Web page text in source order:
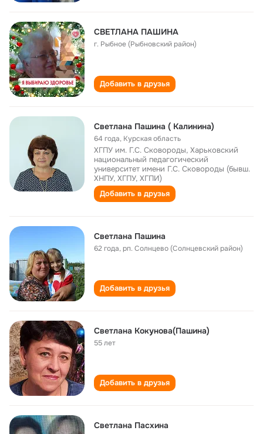
СВЕТЛАНА ПАШИНА
г. Рыбное (Рыбновский район)
Добавить в друзья
Светлана Пашина ( Калинина)
64 года, Курская область
ХГПУ им. Г.С. Сковороды, Харьковский
национальный педагогический
университет имени Г.С. Сковороды (бывш.
ХНПУ, ХГПУ, ХГПИ)
Добавить в друзья
Светлана Пашина
62 года,рп. Солнцево (Солнцевский район)
Добавить в друзья
Светлана Кокунова(Пашина)
55 лет
Добавить в друзья
Светлана Пасхина